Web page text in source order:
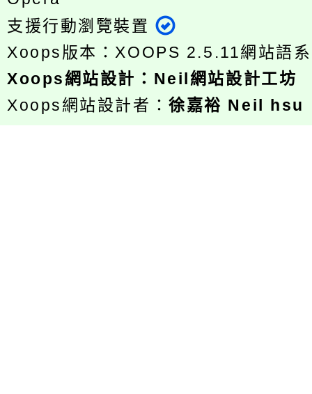
支援行動瀏覽裝置
Xoops版本： XOOPS 2.5.11網站語
Xoops網站設計 ： Neil網站設計工坊
Xoops網站設計者：徐嘉裕 Neil hsu